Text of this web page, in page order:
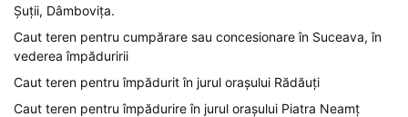
Șuții, Dâmbovița.
Caut teren pentru cumpărare sau concesionare în Suceava, în
vederea împăduririi
Caut teren pentru împădurit în jurul orașului Rădăuți
Caut teren pentru împădurire în jurul orașului Piatra Neamț